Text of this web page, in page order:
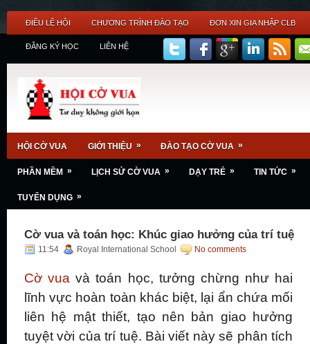
ĐIỀU LỆ HỘI CHƯƠNG TRÌNH ĐÀO TẠO ĐƠN XIN GIA NHẬP CLB
ĐĂNG KÝ HỌC LIÊN HỆ
HỘI CỜ VUA GIỚI THIỆU » ĐÀO TẠO CỜ VUA »
PHẦN MỀM » LỊCH SỬ CỜ VUA » DẠY TRẺ » TIN TỨC »
TUYỂN DỤNG »
Cờ vua và toán học: Khúc giao hưởng của trí tuệ
11:54 Royal International School No comments
Cờ vua và toán học, tưởng chừng như hai
lĩnh vực hoàn toàn khác biệt, lại ẩn chứa mối
liên hệ mật thiết, tạo nên bản giao hưởng
tuyệt vời của trí tuệ. Bài viết này sẽ phân tích